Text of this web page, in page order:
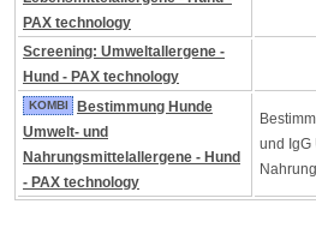
PAX technology
Screening: Umweltallergene -
Hund - PAX technology
KOMBI
Bestimmung Hunde
Umwelt- und
Nahrungsmittelallergene - Hund
- PAX technology
und IgG